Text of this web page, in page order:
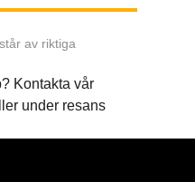
av riktiga
Kontakta vår
under resans